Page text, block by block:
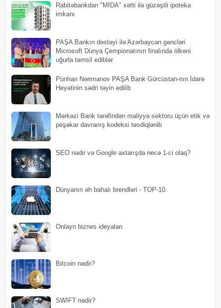
Rabitəbankdan "MİDA" xətti ilə güzəştli ipoteka
imkanı
PAŞA Bankın dəstəyi ilə Azərbaycan gəncləri
Microsoft Dünya Çempionatının finalında ölkəni
uğurla təmsil ediblər
Pünhan Nərimanov PAŞA Bank Gürcüstan-nın İdarə
Heyətinin sədri təyin edilib
Mərkəzi Bank tərəfindən maliyyə sektoru üçün etik və
peşəkar davranış kodeksi təsdiqlənib
SEO nədir və Google axtarışda necə 1-ci olaq?
Dünyanın əh bahalı brendləri - TOP-10
Onlayn biznes ideyaları
Bitcoin nədir?
SWIFT nədir?